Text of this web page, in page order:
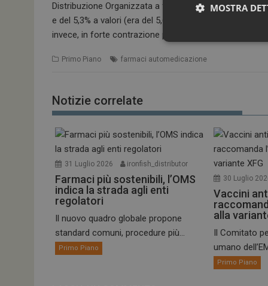
Distribuzione Organizzata a favore soprattutto delle
e del 5,3% a valori (era del 5,6% e del 5,1%
invece, in forte contrazione per i corner GDO.
Primo Piano farmaci automedicazione
Notizie correlate
31 Luglio 2026 ironfish_distributor
Farmaci più sostenibili, l’OMS
indica la strada agli enti
regolatori
Il nuovo quadro globale propone
standard comuni, procedure più...
Primo Piano
30 Luglio
Vaccini
alla
Il Comitato
umano
Primo Piano
MOSTRA
I cookie necessari
e l'accesso alle
NOME
_ga